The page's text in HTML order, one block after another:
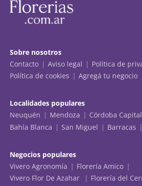
Sobre nosotros
Contacto
Aviso legal
Política de
Política de cookies
Agregá tu negocio
Localidades populares
Neuquén
Mendoza
Córdoba Capital
Bahía Blanca
San Miguel Barracas
Negocios populares
Vivero Agronomía
Florería Amico
Vivero Flor De Azahar
Florería del